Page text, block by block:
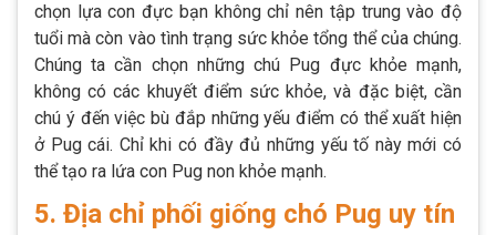
chọn lựa con đực bạn không chỉ nên tập trung vào độ
tuổi mà còn vào tình trạng sức khỏe tổng thể của chúng.
Chúng ta cần chọn những chú Pug đực khỏe mạnh,
không có các khuyết điểm sức khỏe, và đặc biệt, cần
chú ý đến việc bù đắp những yếu điểm có thể xuất hiện
ở Pug cái. Chỉ khi có đầy đủ những yếu tố này mới có
thể tạo ra lứa con Pug non khỏe mạnh.
5. Địa chỉ phối giống chó Pug uy tín